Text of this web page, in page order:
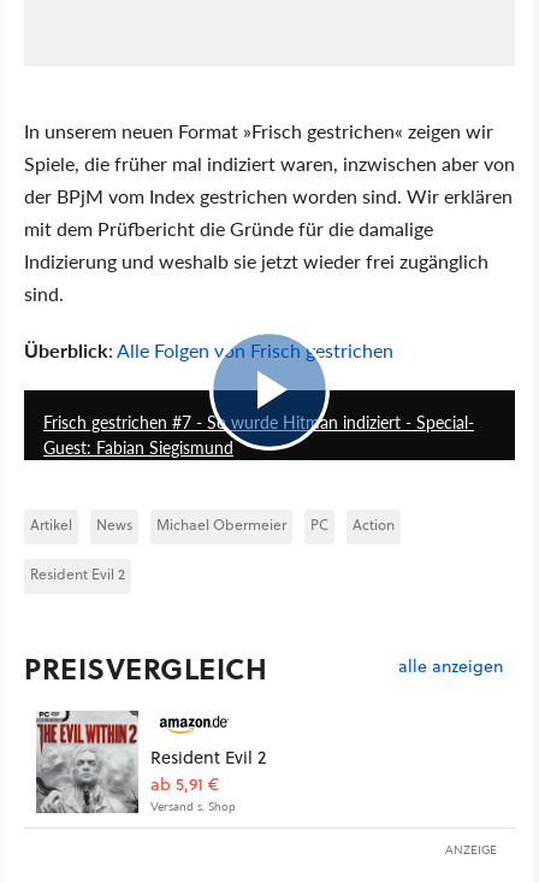
In unserem neuen Format »Frisch gestrichen« zeigen wir
Spiele, die früher mal indiziert waren, inzwischen aber von
der BPjM vom Index gestrichen worden sind. Wir erklären
mit dem Prüfbericht die Gründe für die damalige
Indizierung und weshalb sie jetzt wieder frei zugänglich
sind.
Überblick:Alle Folgen von Frisch gestrichen
Frisch gestrichen #7 - So wurde Hitman indiziert - Special-
Guest: Fabian Siegismund
Artikel News Michael Obermeier PC Action
Resident Evil 2
PREISVERGLEICH alle anzeigen
Resident Evil 2
ab 5,91 €
Versand s. Shop
ANZEIGE